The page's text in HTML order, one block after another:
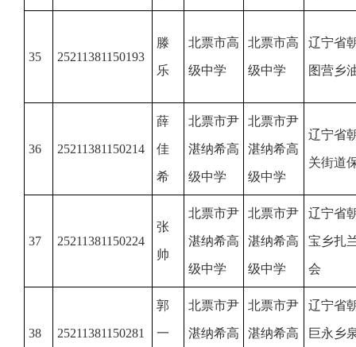
35 25211381150193
滕
乐
北票市高
级中学
北票市高
级中学
辽宁省
图营乡
36 25211381150214
薛
佳
希
北票市尹
湛纳希高
级中学
北票市尹
湛纳希高
级中学
辽宁省
关街道
37 25211381150224
张
帅
北票市尹
湛纳希高
级中学
北票市尹
湛纳希高
级中学
辽宁省
宝乡扎
会
38 25211381150281
郭
一
北票市尹
湛纳希高
北票市尹
湛纳希高
辽宁省
巨永乡